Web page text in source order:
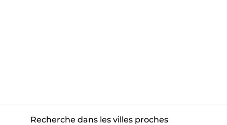
Recherche dans les villes proches